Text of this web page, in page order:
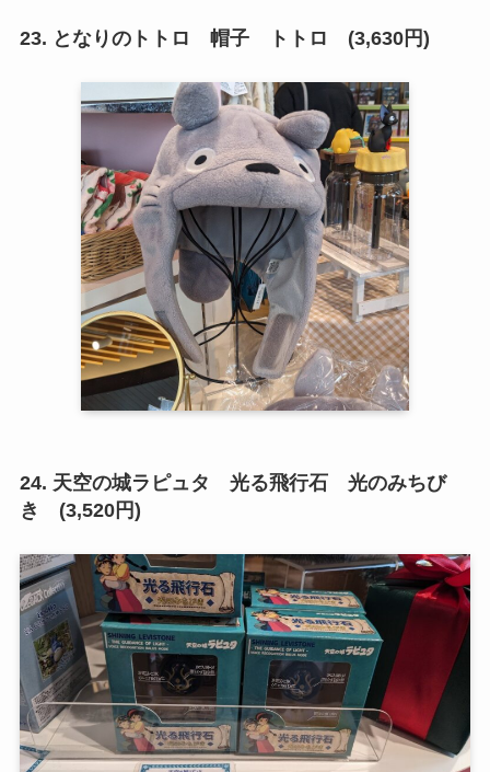
23. となりのトトロ 帽子 トトロ (3,630円)
24. 天空の城ラピュタ 光る飛行石 光のみちび
き (3,520円)